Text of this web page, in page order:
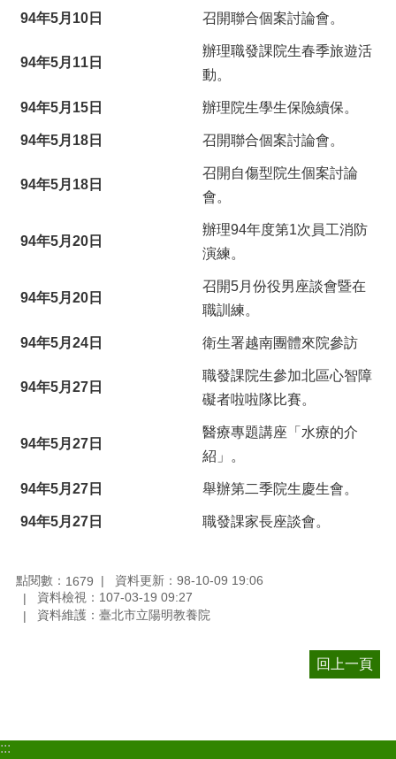
94年5月10日 召開聯合個案討論會。
94年5月11日
辦理職發課院生春季旅遊活
動。
94年5月15日 辦理院生學生保險續保。
94年5月18日 召開聯合個案討論會。
94年5月18日
召開自傷型院生個案討論
會。
94年5月20日
辦理94年度第1次員工消防
演練。
94年5月20日
召開5月份役男座談會暨在
職訓練。
94年5月24日 衛生署越南團體來院參訪
94年5月27日
職發課院生參加北區心智障
礙者啦啦隊比賽。
94年5月27日
醫療專題講座「水療的介
紹」。
94年5月27日 舉辦第二季院生慶生會。
94年5月27日 職發課家長座談會。
點閱數： 1679
資料更新：98-10-09 19:06
資料檢視：107-03-19 09:27
資料維護：臺北市立陽明教養院
回上一頁
:::